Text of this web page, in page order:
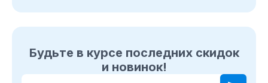
Будьте в курсе последних скидок
и новинок!